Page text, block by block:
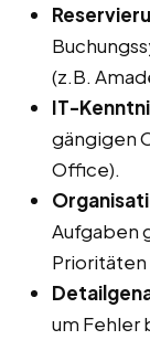
(z.B.
IT-
gängigen
Office).
Aufgaben
Prioritäten
um Fehler